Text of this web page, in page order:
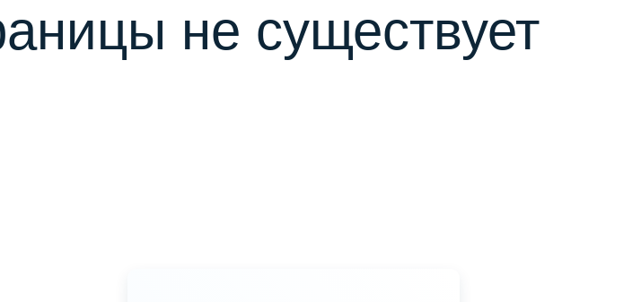
не существует